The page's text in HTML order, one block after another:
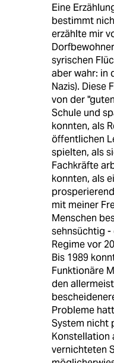
Eine
bestimmt
erzählte mir
syrischen
aber wahr: in
Nazis). Diese
von der
Schule und
konnten, als
öffentlichen
spielten, als
Fachkräfte
konnten, als
mit meiner
Menschen
sehnsüchtig
Regime vor
Bis 1989
Funktionäre
den
Probleme
System nicht
Konstellation
vernichteten